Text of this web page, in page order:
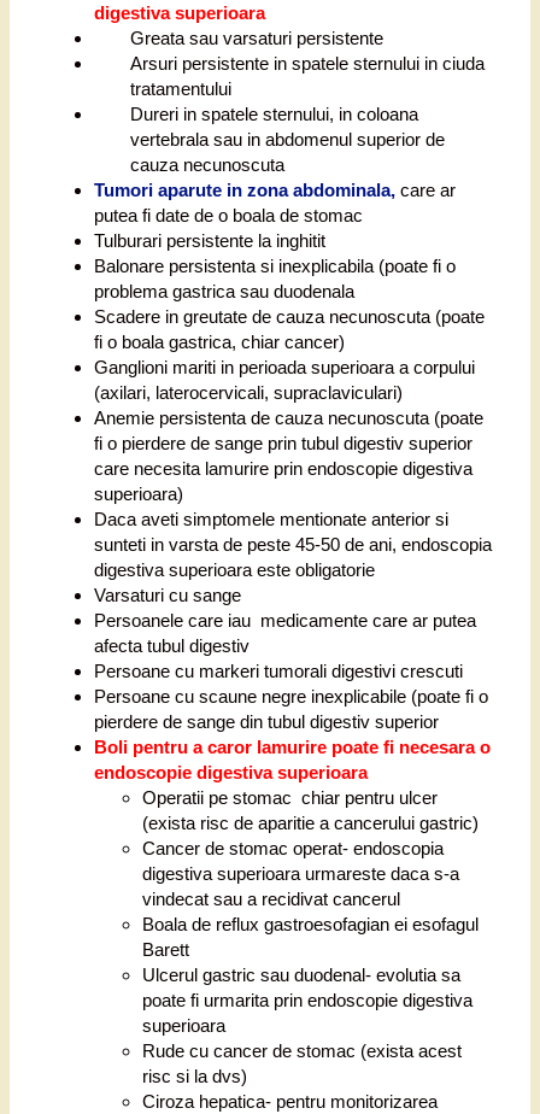
digestiva superioara
Greata sau varsaturi persistente
Arsuri persistente in spatele sternului in ciuda
tratamentului
Dureri in spatele sternului, in coloana
vertebrala sau in abdomenul superior de
cauza necunoscuta
Tumori aparute in zona abdominala, care ar
putea fi date de o boala de stomac
Tulburari persistente la inghitit
Balonare persistenta si inexplicabila (poate fi o
problema gastrica sau duodenala
Scadere in greutate de cauza necunoscuta (poate
fi o boala gastrica, chiar cancer)
Ganglioni mariti in perioada superioara a corpului
(axilari, laterocervicali, supraclaviculari)
Anemie persistenta de cauza necunoscuta (poate
fi o pierdere de sange prin tubul digestiv superior
care necesita lamurire prin endoscopie digestiva
superioara)
Daca aveti simptomele mentionate anterior si
sunteti in varsta de peste 45-50 de ani, endoscopia
digestiva superioara este obligatorie
Varsaturi cu sange
Persoanele care iau medicamente care ar putea
afecta tubul digestiv
Persoane cu markeri tumorali digestivi crescuti
Persoane cu scaune negre inexplicabile (poate fi o
pierdere de sange din tubul digestiv superior
Boli pentru a caror lamurire poate fi necesara o
endoscopie digestiva superioara
Operatii pe stomac chiar pentru ulcer
(exista risc de aparitie a cancerului gastric)
Cancer de stomac operat- endoscopia
digestiva superioara urmareste daca s-a
vindecat sau a recidivat cancerul
Boala de reflux gastroesofagian ei esofagul
Barett
Ulcerul gastric sau duodenal- evolutia sa
poate fi urmarita prin endoscopie digestiva
superioara
Rude cu cancer de stomac (exista acest
risc si la dvs)
Ciroza hepatica- pentru monitorizarea